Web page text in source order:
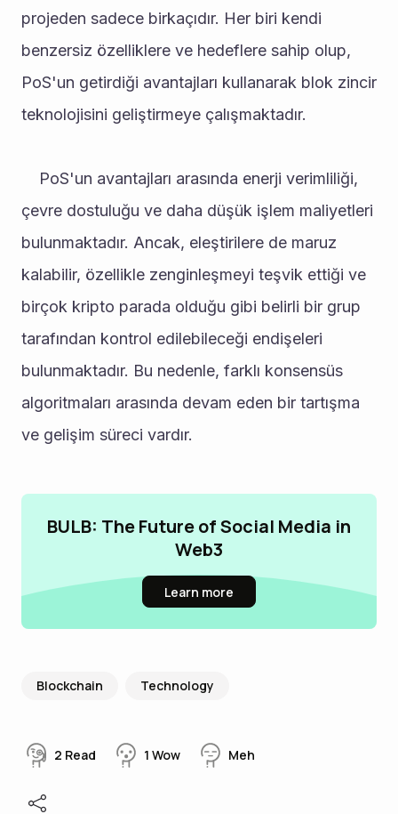
projeden sadece birkaçıdır. Her biri kendi
benzersiz özelliklere ve hedeflere sahip olup,
PoS'un getirdiği avantajları kullanarak blok zincir
teknolojisini geliştirmeye çalışmaktadır.
çevre dostuluğu ve daha düşük işlem maliyetleri
bulunmaktadır. Ancak, eleştirilere de maruz
kalabilir, özellikle zenginleşmeyi teşvik ettiği ve
birçok kripto parada olduğu gibi belirli bir grup
tarafından kontrol edilebileceği endişeleri
bulunmaktadır. Bu nedenle, farklı konsensüs
algoritmaları arasında devam eden bir tartışma
ve gelişim süreci vardır.
BULB: The Future of Social Media in
Web3
Learn more
Blockchain Technology
2 Read 1 Wow Meh